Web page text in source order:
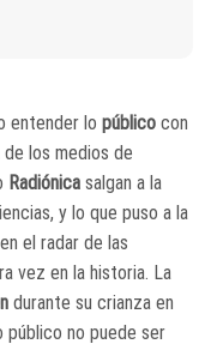
entender lo público con
de los medios de
Radiónica salgan a la
y lo que puso a la
el radar de las
vez en la historia. La
durante su crianza en
público no puede ser